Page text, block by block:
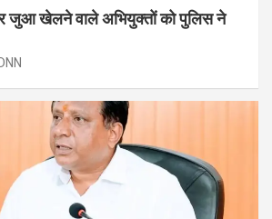
जुआ खेलने वाले अभियुक्तों को पुलिस ने